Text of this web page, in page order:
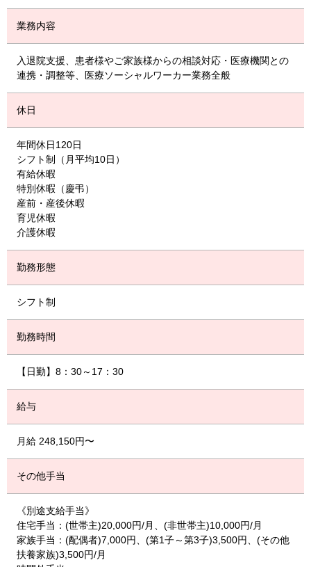
業務内容
入退院支援、患者様やご家族様からの相談対応・医療機関との
連携・調整等、医療ソーシャルワーカー業務全般
休日
年間休日120日
シフト制（月平均10日）
有給休暇
特別休暇（慶弔）
産前・産後休暇
育児休暇
介護休暇
勤務形態
シフト制
勤務時間
【日勤】8：30～17：30
給与
月給 248,150円〜
その他手当
《別途支給手当》
住宅手当：(世帯主)20,000円/月、(非世帯主)10,000円/月
家族手当：(配偶者)7,000円、(第1子～第3子)3,500円、(その他
扶養家族)3,500円/月